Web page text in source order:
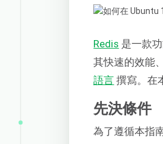
Redis 是一款
其快速的效能
語言 撰寫。在
先決條件
為了遵循本指